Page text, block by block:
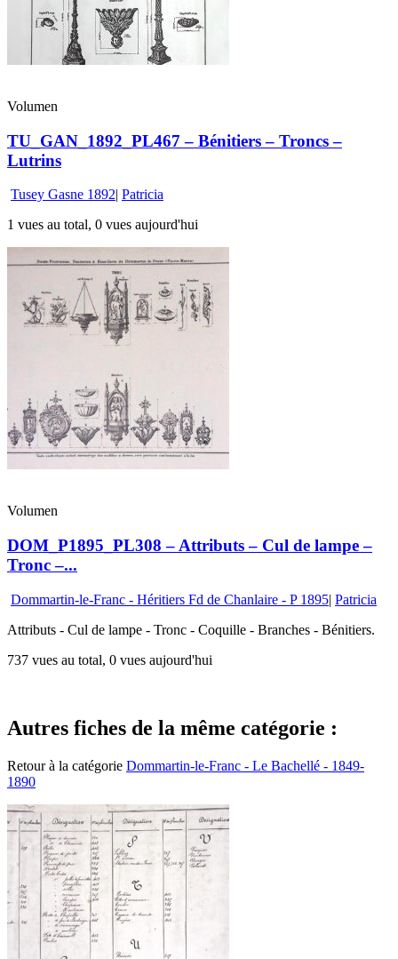
Volumen
TU_GAN_1892_PL467 – Bénitiers – Troncs –
Lutrins
Tusey Gasne 1892 Patricia
1 vues au total, 0 vues aujourd'hui
Volumen
DOM_P1895_PL308 – Attributs – Cul de lampe –
Tronc –...
Dommartin-le-Franc - Héritiers Fd de Chanlaire - P 1895| Patricia
Attributs - Cul de lampe - Tronc - Coquille - Branches - Bénitiers.
737 vues au total, 0 vues aujourd'hui
Autres fiches de la même catégorie :
Retour à la catégorie Dommartin-le-Franc - Le Bachellé - 1849-
1890